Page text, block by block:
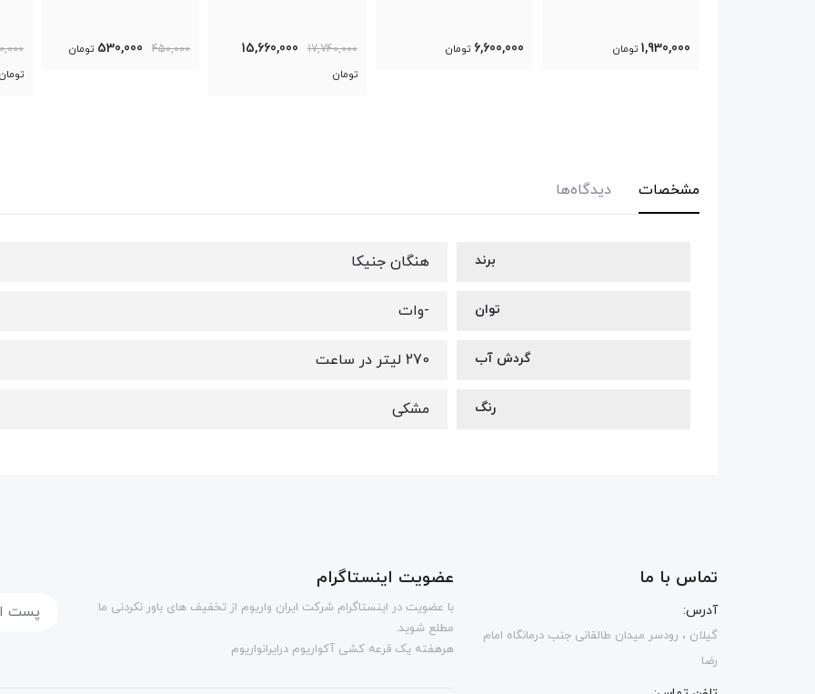
6,600,000
17,740,000
450,000
530,000
6,800,000
5,857,000
مشخصات دیدگاه‌ها
برند هنگان جنیکا
توان -وات
گردش آب 270 لیتر در ساعت
رنگ مشکی
تماس با ما
آدرس:
گیلان ، رودسر میدان طالقانی جنب درمانگاه امام
رضا
عضویت اینستاگرام
با عضویت در اینستاگرام شرکت ایران واریوم از تخفیف های باور نکردنی ما
مطلع شوید.
هرهفته یک قرعه کشی آکواریوم درایرانواریوم